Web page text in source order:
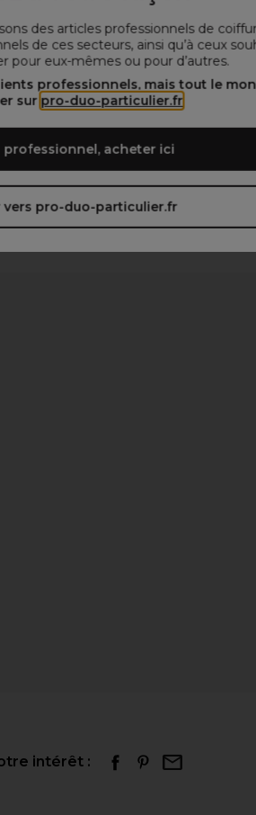
des articles professionnels de
de ces secteurs, ainsi qu’à ceux
pour eux-mêmes ou pour d’autres.
professionnels, mais tout le
sur pro-duo-particulier.fr
professionnel, acheter ici
vers pro-duo-particulier.fr
intérêt :